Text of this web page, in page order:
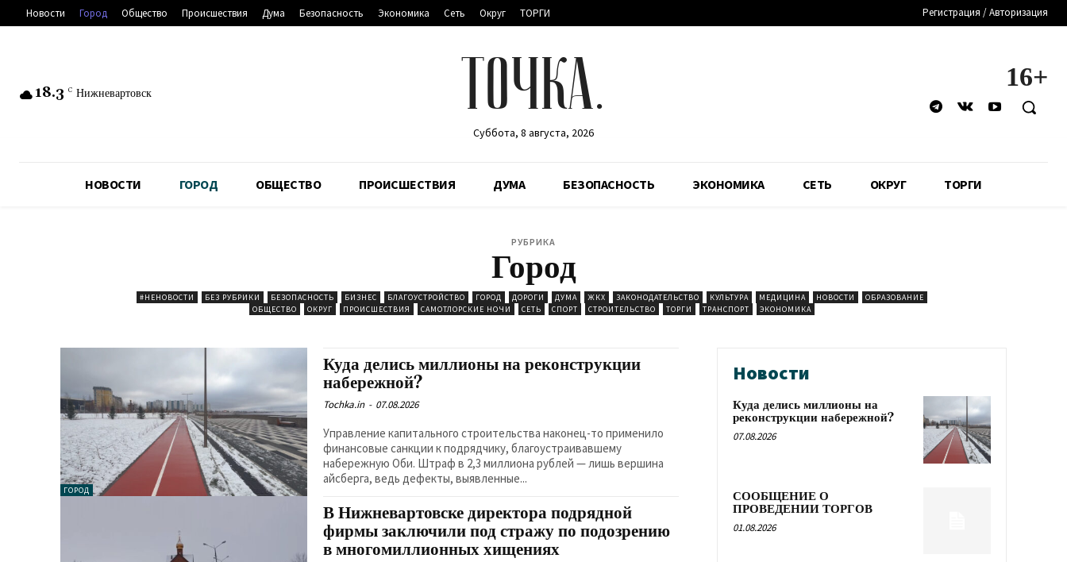
Новости Город Общество Происшествия Дума Безопасность Экономика Сеть Округ ТОРГИ Регистрация / Авторизация
18.3 C Нижневартовск ТОЧКА.
Суббота, 8 августа, 2026
16+
НОВОСТИ ГОРОД ОБЩЕСТВО ПРОИСШЕСТВИЯ ДУМА БЕЗОПАСНОСТЬ ЭКОНОМИКА СЕТЬ ОКРУГ ТОРГИ
РУБРИКА
Город
#НЕНОВОСТИ БЕЗ РУБРИКИ БЕЗОПАСНОСТЬ БИЗНЕС БЛАГОУСТРОЙСТВО ГОРОД ДОРОГИ ДУМА ЖКХ ЗАКОНОДАТЕЛЬСТВО КУЛЬТУРА МЕДИЦИНА НОВОСТИ
ОБРАЗОВАНИЕ
ОБЩЕСТВО
ОКРУГ ПРОИСШЕСТВИЯ САМОТЛОРСКИЕ НОЧИ СЕТЬ СПОРТ СТРОИТЕЛЬСТВО ТОРГИ ТРАНСПОРТ ЭКОНОМИКА
ГОРОД
Куда делись миллионы на реконструкции
набережной?
Tochka.in - 07.08.2026
Управление капитального строительства наконец-то применило
финансовые санкции к подрядчику, благоустраивавшему
набережную Оби. Штраф в 2,3 миллиона рублей — лишь вершина
айсберга, ведь дефекты, выявленные...
В Нижневартовске директора подрядной
фирмы заключили под стражу по подозрению
в многомиллионных хищениях
Новости
Куда делись миллионы на
реконструкции набережной?
07.08.2026
СООБЩЕНИЕ О
ПРОВЕДЕНИИ ТОРГОВ
01.08.2026